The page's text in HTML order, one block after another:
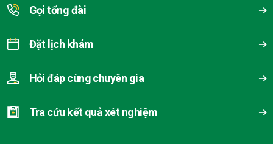
Gọi tổng đài
Đặt lịch khám
Hỏi đáp cùng chuyên gia
Tra cứu kết quả xét nghiệm